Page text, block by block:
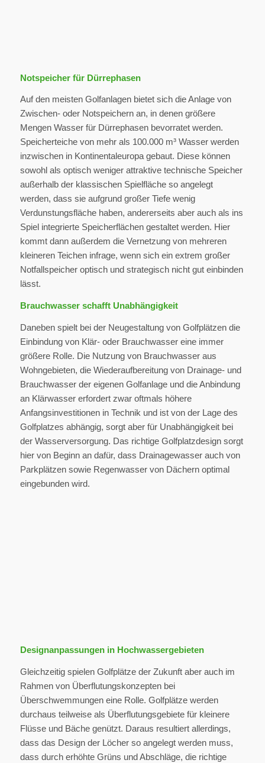
Notspeicher für Dürrephasen
Auf den meisten Golfanlagen bietet sich die Anlage von
Zwischen- oder Notspeichern an, in denen größere
Mengen Wasser für Dürrephasen bevorratet werden.
Speicherteiche von mehr als 100.000 m³ Wasser werden
inzwischen in Kontinentaleuropa gebaut. Diese können
sowohl als optisch weniger attraktive technische Speicher
außerhalb der klassischen Spielfläche so angelegt
werden, dass sie aufgrund großer Tiefe wenig
Verdunstungsfläche haben, andererseits aber auch als ins
Spiel integrierte Speicherflächen gestaltet werden. Hier
kommt dann außerdem die Vernetzung von mehreren
kleineren Teichen infrage, wenn sich ein extrem großer
Notfallspeicher optisch und strategisch nicht gut einbinden
lässt.
Brauchwasser schafft Unabhängigkeit
Daneben spielt bei der Neugestaltung von Golfplätzen die
Einbindung von Klär- oder Brauchwasser eine immer
größere Rolle. Die Nutzung von Brauchwasser aus
Wohngebieten, die Wiederaufbereitung von Drainage- und
Brauchwasser der eigenen Golfanlage und die Anbindung
an Klärwasser erfordert zwar oftmals höhere
Anfangsinvestitionen in Technik und ist von der Lage des
Golfplatzes abhängig, sorgt aber für Unabhängigkeit bei
der Wasserversorgung. Das richtige Golfplatzdesign sorgt
hier von Beginn an dafür, dass Drainagewasser auch von
Parkplätzen sowie Regenwasser von Dächern optimal
eingebunden wird.
Designanpassungen in Hochwassergebieten
Gleichzeitig spielen Golfplätze der Zukunft aber auch im
Rahmen von Überflutungskonzepten bei
Überschwemmungen eine Rolle. Golfplätze werden
durchaus teilweise als Überflutungsgebiete für kleinere
Flüsse und Bäche genützt. Daraus resultiert allerdings,
dass das Design der Löcher so angelegt werden muss,
dass durch erhöhte Grüns und Abschläge, die richtige